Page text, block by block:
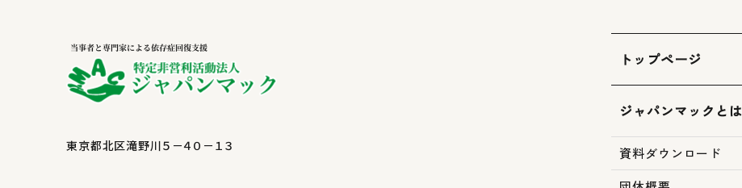
東京都北区滝野川５－４０－１３
トップページ
ジャパンマックとは
資料ダウンロード